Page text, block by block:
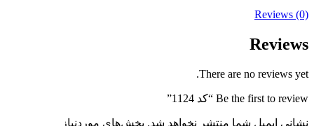
Reviews (0)
Reviews
There are no reviews yet.
Be the first to review “کد 1124”
نشانی ایمیل شما منتشر نخواهد شد. بخش‌های موردنیاز